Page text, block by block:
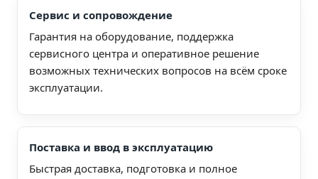
Сервис и сопровождение
Гарантия на оборудование, поддержка
сервисного центра и оперативное решение
возможных технических вопросов на всём сроке
эксплуатации.
Поставка и ввод в эксплуатацию
Быстрая доставка, подготовка и полное